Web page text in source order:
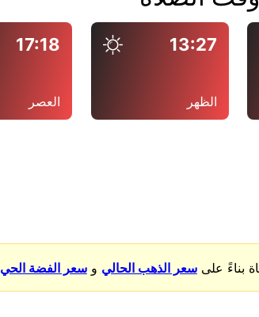
13:27
الظهر
17:18
العصر
بناءً علىسعر الذهب الحالي وسعر الفضة الحي